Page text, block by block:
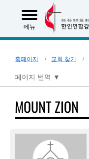
메뉴
홈페이지 교회 찾기
페이지 번역 ▼
MOUNT ZION